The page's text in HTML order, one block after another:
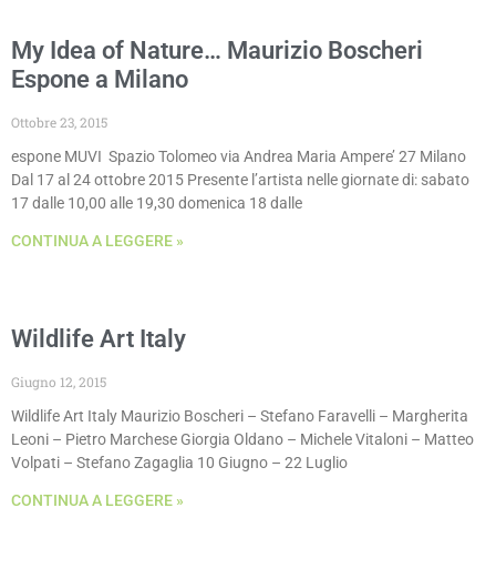
My Idea of Nature… Maurizio Boscheri
Espone a Milano
Ottobre 23, 2015
espone MUVI Spazio Tolomeo via Andrea Maria Ampere’ 27 Milano
Dal 17 al 24 ottobre 2015 Presente l’artista nelle giornate di: sabato
17 dalle 10,00 alle 19,30 domenica 18 dalle
CONTINUA A LEGGERE »
Wildlife Art Italy
Giugno 12, 2015
Wildlife Art Italy Maurizio Boscheri – Stefano Faravelli – Margherita
Leoni – Pietro Marchese Giorgia Oldano – Michele Vitaloni – Matteo
Volpati – Stefano Zagaglia 10 Giugno – 22 Luglio
CONTINUA A LEGGERE »